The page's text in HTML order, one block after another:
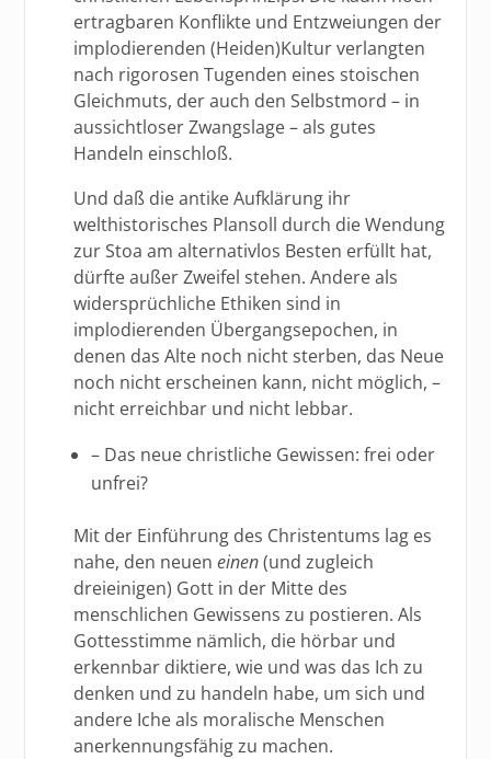
ertragbaren Konflikte und Entzweiungen der
implodierenden (Heiden)Kultur verlangten
nach rigorosen Tugenden eines stoischen
Gleichmuts, der auch den Selbstmord – in
aussichtloser Zwangslage – als gutes
Handeln einschloß.
Und daß die antike Aufklärung ihr
welthistorisches Plansoll durch die Wendung
zur Stoa am alternativlos Besten erfüllt hat,
dürfte außer Zweifel stehen. Andere als
widersprüchliche Ethiken sind in
implodierenden Übergangsepochen, in
denen das Alte noch nicht sterben, das Neue
noch nicht erscheinen kann, nicht möglich, –
nicht erreichbar und nicht lebbar.
– Das neue christliche Gewissen: frei oder
unfrei?
Mit der Einführung des Christentums lag es
nahe, den neueneinen(und zugleich
dreieinigen) Gott in der Mitte des
menschlichen Gewissens zu postieren. Als
Gottesstimme nämlich, die hörbar und
erkennbar diktiere, wie und was das Ich zu
denken und zu handeln habe, um sich und
andere Iche als moralische Menschen
anerkennungsfähig zu machen.